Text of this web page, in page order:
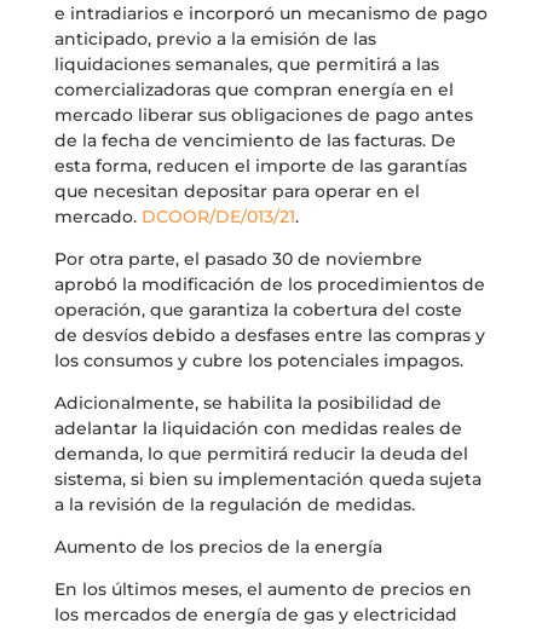
e intradiarios e incorporó un mecanismo de pago
anticipado, previo a la emisión de las
liquidaciones semanales, que permitirá a las
comercializadoras que compran energía en el
mercado liberar sus obligaciones de pago antes
de la fecha de vencimiento de las facturas. De
esta forma, reducen el importe de las garantías
que necesitan depositar para operar en el
mercado. DCOOR/DE/013/21.
Por otra parte, el pasado 30 de noviembre
aprobó la modificación de los procedimientos de
operación, que garantiza la cobertura del coste
de desvíos debido a desfases entre las compras y
los consumos y cubre los potenciales impagos.
Adicionalmente, se habilita la posibilidad de
adelantar la liquidación con medidas reales de
demanda, lo que permitirá reducir la deuda del
sistema, si bien su implementación queda sujeta
a la revisión de la regulación de medidas.
Aumento de los precios de la energía
En los últimos meses, el aumento de precios en
los mercados de energía de gas y electricidad